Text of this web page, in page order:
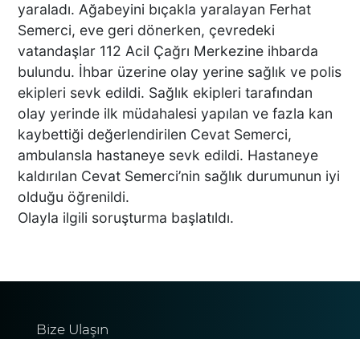
DENİZLİ’DEN TATİLE GİDEN
GRUBUN GÖZÜ ÖNÜNDE
TEKNE ÇALIŞANLARI
BİRBİRİNE GİRDİ!
ÜNLÜ YÖNETMEN EZEL
AKAY’A ŞOK OPERASYON!
KARDEŞİYLE GÖZALTINA
ALINDI
DENİZLİ’DE ÇARPIŞMANIN
yaraladı. Ağabeyini bıçakla yaralayan Ferhat
Semerci, eve geri dönerken, çevredeki
vatandaşlar 112 Acil Çağrı Merkezine ihbarda
bulundu. İhbar üzerine olay yerine sağlık ve polis
ekipleri sevk edildi. Sağlık ekipleri tarafından
olay yerinde ilk müdahalesi yapılan ve fazla kan
kaybettiği değerlendirilen Cevat Semerci,
ambulansla hastaneye sevk edildi. Hastaneye
kaldırılan Cevat Semerci’nin sağlık durumunun iyi
olduğu öğrenildi.
Olayla ilgili soruşturma başlatıldı.
Bize Ulaşın